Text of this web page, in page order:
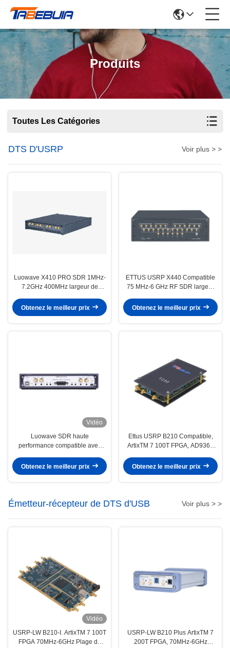
Produits
Toutes Les Catégories
DTS D'USRP Voir plus > >
Luowave X410 PRO SDR 1MHz-
7.2GHz 400MHz largeur de
Obtenez le meilleur prix
ETTUS USRP X440 Compatible
75 MHz-6 GHz RF SDR largeur
en phase < 1° RMS USRP
Appareil radio défini par logiciel
Obtenez le meilleur prix
Vidéo
Luowave SDR haute
performance compatible avec
USRP-LW X310, 2T2R RF DC-
6GHz, 160 MHz BW, dispositif
Obtenez le meilleur prix
Ettus USRP B210 Compatible,
ArtixTM 7 100T FPGA, AD9361
Chacun, 2 canaux USRP
Dispositif radio défini par logiciel
Obtenez le meilleur prix
Émetteur-récepteur de DTS d'USB Voir plus > >
Vidéo
USRP-LW B210-I. ArtixTM 7 100T
FPGA 70MHz-6GHz Plage de
USRP-LW B210 Plus ArtixTM 7
200T FPGA, 70MHz-6GHz